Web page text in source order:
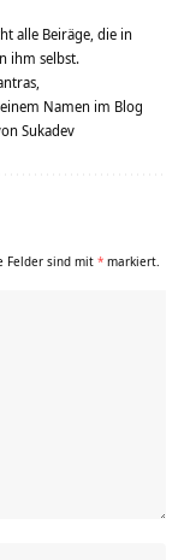
alle Beiräge, die in
ihm selbst.
Namen im Blog
Sukadev
Felder sind mit * markiert.